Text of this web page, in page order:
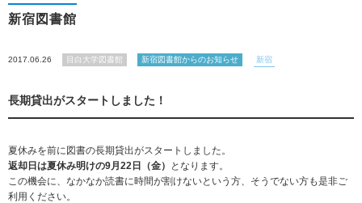
新宿図書館
2017.06.26 目白大学図書館 新宿図書館からのお知らせ 新宿
長期貸出がスタートしました！
夏休みを前に図書の長期貸出がスタートしました。
返却日は夏休み明けの9月22日（金）
となります。
この機会に、なかなか読書に時間が割けないという方、そうでない方も是非ご
利用ください。